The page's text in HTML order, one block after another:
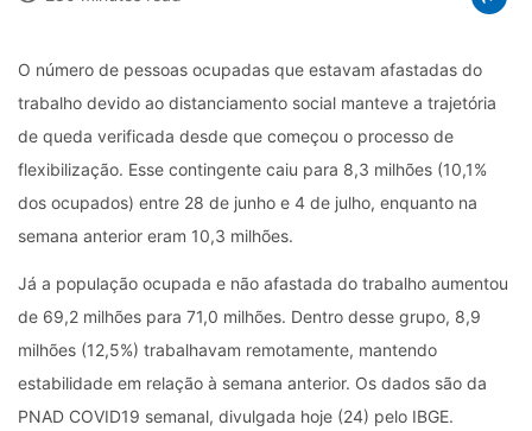
O número de pessoas ocupadas que estavam afastadas do
trabalho devido ao distanciamento social manteve a trajetória
de queda verificada desde que começou o processo de
flexibilização. Esse contingente caiu para 8,3 milhões (10,1%
dos ocupados) entre 28 de junho e 4 de julho, enquanto na
semana anterior eram 10,3 milhões.
Já a população ocupada e não afastada do trabalho aumentou
de 69,2 milhões para 71,0 milhões. Dentro desse grupo, 8,9
milhões (12,5%) trabalhavam remotamente, mantendo
estabilidade em relação à semana anterior. Os dados são da
PNAD COVID19 semanal, divulgada hoje (24) pelo IBGE.